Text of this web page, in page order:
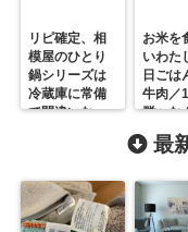
リピ確定、相
模屋のひとり
鍋シリーズは
冷蔵庫に常備
で間違いな
お米を
いわた
日ご
牛肉／
群≫な
って糖
最